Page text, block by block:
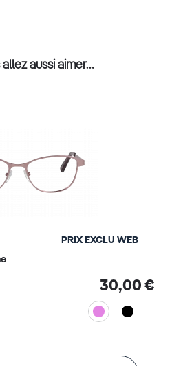
allez aussi aimer…
PRIX EXCLU WEB
30,00 €